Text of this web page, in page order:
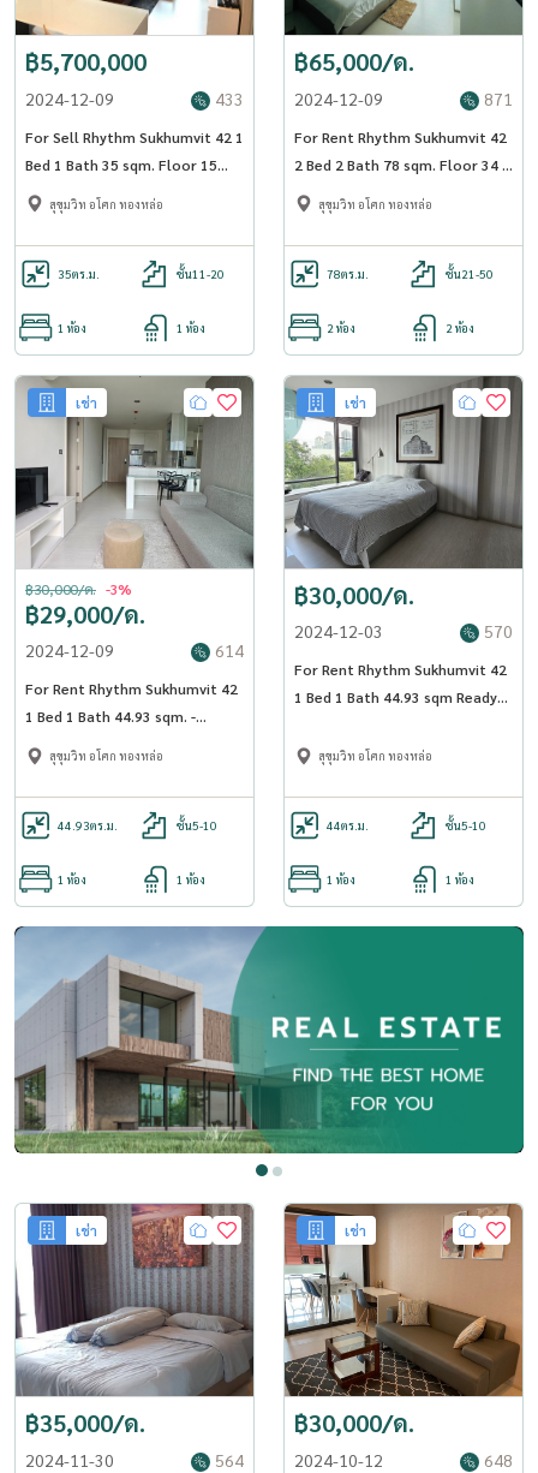
฿5,700,000
2024-12-09 433
For Sell Rhythm Sukhumvit 42 1
Bed 1 Bath 35 sqm. Floor 15
BTS Ekkamai - OJ_186_RT42
สุขุมวิท อโศก ทองหล่อ
35ตร.ม. ชั้น11-20
1 ห้อง 1 ห้อง
฿65,000/ด.
2024-12-09 871
For Rent Rhythm Sukhumvit 42
2 Bed 2 Bath 78 sqm. Floor 34 -
OJ_176_RT42
สุขุมวิท อโศก ทองหล่อ
78ตร.ม. ชั้น21-50
2 ห้อง 2 ห้อง
เช่า
฿29,000/ด.
฿30,000/ด. -3%
2024-12-09 614
For Rent Rhythm Sukhumvit 42
1 Bed 1 Bath 44.93 sqm. -
OJ_023_RT42
สุขุมวิท อโศก ทองหล่อ
44.93ตร.ม. ชั้น5-10
1 ห้อง 1 ห้อง
เช่า
฿30,000/ด.
2024-12-03 570
For Rent Rhythm Sukhumvit 42
1 Bed 1 Bath 44.93 sqm Ready
สุขุมวิท อโศก ทองหล่อ
44ตร.ม. ชั้น5-10
1 ห้อง 1 ห้อง
เช่า
฿35,000/ด.
2024-11-30 564
เช่า
฿30,000/ด.
2024-10-12 648